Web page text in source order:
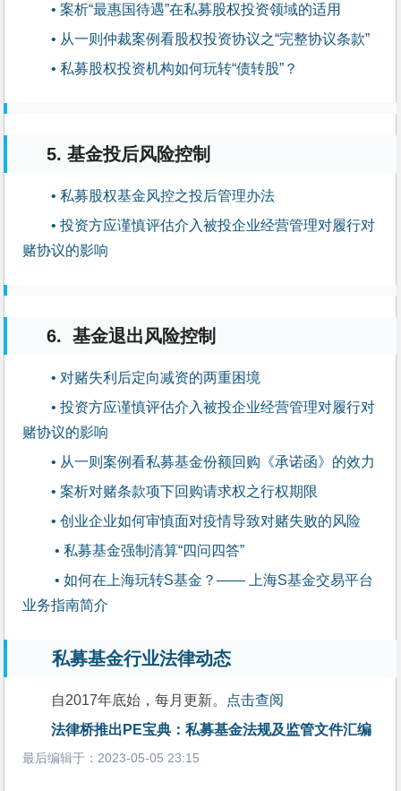
• 案析“最惠国待遇”在私募股权投资领域的适用
• 从一则仲裁案例看股权投资协议之“完整协议条款”
• 私募股权投资机构如何玩转“债转股”？
5. 基金投后风险控制
• 私募股权基金风控之投后管理办法
• 投资方应谨慎评估介入被投企业经营管理对履行对
赌协议的影响
6. 基金退出风险控制
• 对赌失利后定向减资的两重困境
• 投资方应谨慎评估介入被投企业经营管理对履行对
赌协议的影响
• 从一则案例看私募基金份额回购《承诺函》的效力
• 案析对赌条款项下回购请求权之行权期限
• 创业企业如何审慎面对疫情导致对赌失败的风险
• 私募基金强制清算“四问四答”
• 如何在上海玩转S基金？—— 上海S基金交易平台
业务指南简介
私募基金行业法律动态
自2017年底始，每月更新。 点击查阅
法律桥推出PE宝典：私募基金法规及监管文件汇编
最后编辑于： 2023-05-05 23:15